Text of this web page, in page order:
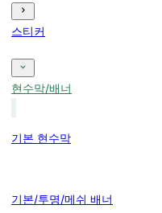
스티커
현수막/배너
기본 현수막
기본/투명/메쉬 배너